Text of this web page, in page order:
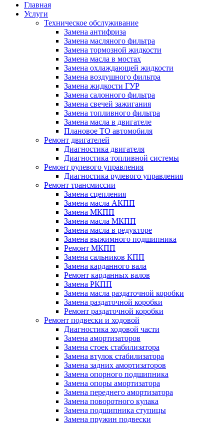
Главная
Услуги
Техническое обслуживание
Замена антифриза
Замена масляного фильтра
Замена тормозной жидкости
Замена масла в мостах
Замена охлаждающей жидкости
Замена воздушного фильтра
Замена жидкости ГУР
Замена салонного фильтра
Замена свечей зажигания
Замена топливного фильтра
Замена масла в двигателе
Плановое ТО автомобиля
Ремонт двигателей
Диагностика двигателя
Диагностика топливной системы
Ремонт рулевого управления
Диагностика рулевого управления
Ремонт трансмиссии
Замена сцепления
Замена масла АКПП
Замена МКПП
Замена масла МКПП
Замена масла в редукторе
Замена выжимного подшипника
Ремонт МКПП
Замена сальников КПП
Замена карданного вала
Ремонт карданных валов
Замена РКПП
Замена масла раздаточной коробки
Замена раздаточной коробки
Ремонт раздаточной коробки
Ремонт подвески и ходовой
Диагностика ходовой части
Замена амортизаторов
Замена стоек стабилизатора
Замена втулок стабилизатора
Замена задних амортизаторов
Замена опорного подшипника
Замена опоры амортизатора
Замена переднего амортизатора
Замена поворотного кулака
Замена подшипника ступицы
Замена пружин подвески